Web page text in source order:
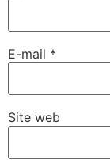
E-mail *
Site web